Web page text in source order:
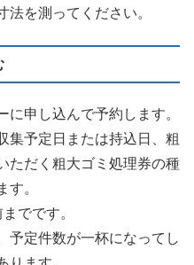
法を測ってください。
申し込んで予約します。
集予定日または持込日、粗
ただく粗大ゴミ処理券の種
す。
でです。
予定件数が一杯になってし